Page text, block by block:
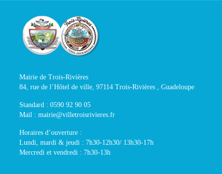
Mairie de Trois-Rivières
84, rue de l’Hôtel de ville, 97114 Trois-Rivières , Guadeloupe
Standard : 0590 92 90 05
Mail : mairie@villetroisrivieres.fr
Horaires d’ouverture :
Lundi, mardi & jeudi : 7h30-12h30/ 13h30-17h
Mercredi et vendredi : 7h30-13h